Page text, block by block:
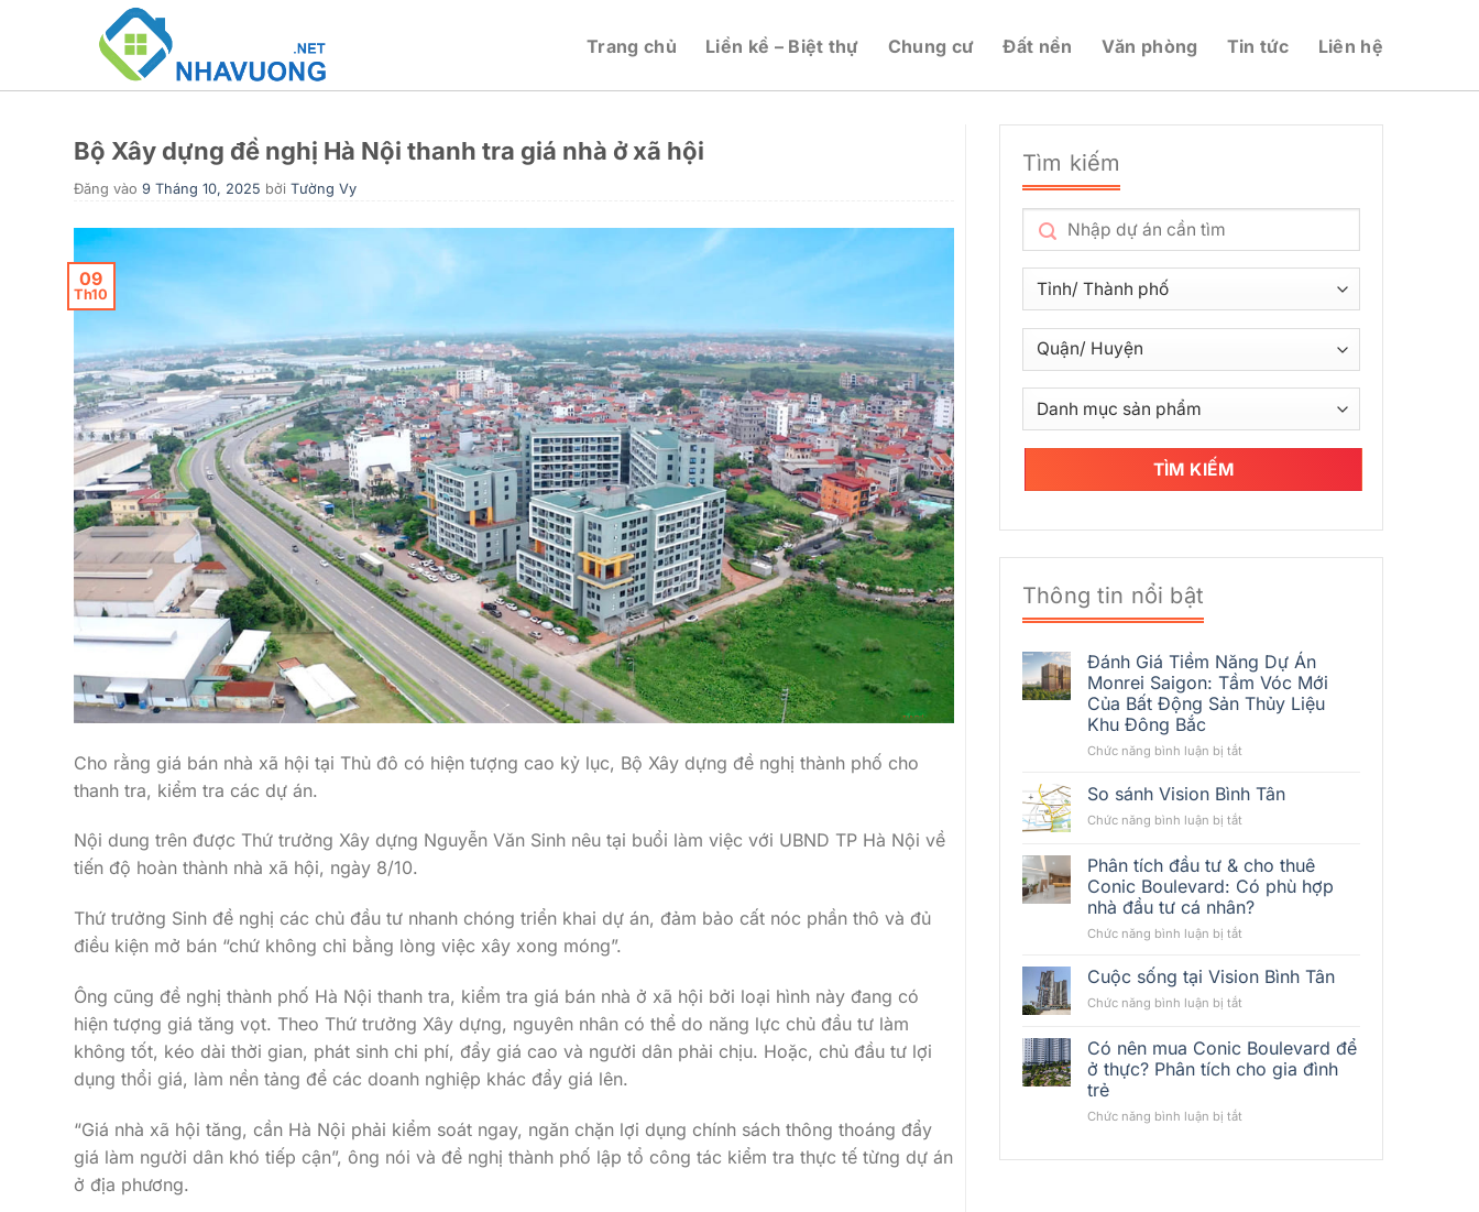
dung
Trang chủ Liền kề – Biệt thự Chung cư Đất nền Văn phòng Tin tức Liên hệ
Bộ Xây dựng đề nghị Hà Nội thanh tra giá nhà ở xã hội
Đăng vào 9 Tháng 10, 2025 bởi Tường Vy
09
Th10
Cho rằng giá bán nhà xã hội tại Thủ đô có hiện tượng cao kỷ lục, Bộ Xây dựng đề nghị thành phố cho
thanh tra, kiểm tra các dự án.
Nội dung trên được Thứ trưởng Xây dựng Nguyễn Văn Sinh nêu tại buổi làm việc với UBND TP Hà Nội về
tiến độ hoàn thành nhà xã hội, ngày 8/10.
Thứ trưởng Sinh đề nghị các chủ đầu tư nhanh chóng triển khai dự án, đảm bảo cất nóc phần thô và đủ
điều kiện mở bán “chứ không chỉ bằng lòng việc xây xong móng”.
Ông cũng đề nghị thành phố Hà Nội thanh tra, kiểm tra giá bán nhà ở xã hội bởi loại hình này đang có
hiện tượng giá tăng vọt. Theo Thứ trưởng Xây dựng, nguyên nhân có thể do năng lực chủ đầu tư làm
không tốt, kéo dài thời gian, phát sinh chi phí, đẩy giá cao và người dân phải chịu. Hoặc, chủ đầu tư lợi
dụng thổi giá, làm nền tảng để các doanh nghiệp khác đẩy giá lên.
“Giá nhà xã hội tăng, cần Hà Nội phải kiểm soát ngay, ngăn chặn lợi dụng chính sách thông thoáng đẩy
giá làm người dân khó tiếp cận”, ông nói và đề nghị thành phố lập tổ công tác kiểm tra thực tế từng dự án
ở địa phương.
Tìm kiếm
TÌM KIẾM
Thông tin nổi bật
Đánh Giá Tiềm Năng Dự Án
Monrei Saigon: Tầm Vóc Mới
Của Bất Động Sản Thủy Liệu
Khu Đông Bắc
Chức năng bình luận bị tắt
Giá
Tiềm
Năng
Án
Monrei
Saigon:
Tầm
Vóc
Của
Động
Thủy
Liệu
Bắc
So sánh Vision Bình Tân
Chức năng bình luận bị tắt
sánh
Vision
Bình
Tân
Phân tích đầu tư & cho thuê
Conic Boulevard: Có phù hợp
nhà đầu tư cá nhân?
Chức năng bình luận bị tắt
tích
đầu
tư
cho
thuê
Conic
Có
hợp
Cuộc sống tại Vision Bình Tân
Chức năng bình luận bị tắt
sống
tại
Vision
Có nên mua Conic Boulevard để
ở thực? Phân tích cho gia đình
trẻ
Chức năng bình luận bị tắt